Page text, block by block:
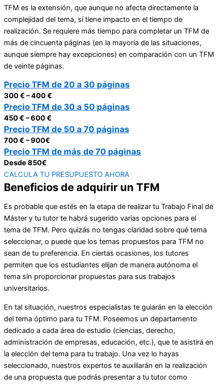
TFM es la extensión, que aunque no afecta directamente la
complejidad del tema, sí tiene impacto en el tiempo de
realización. Se requiere más tiempo para completar un TFM de
más de cincuenta páginas (en la mayoría de las situaciones,
aunque siempre hay excepciones) en comparación con un TFM
de veinte páginas.
Precio TFM de 20 a 30 páginas
300 € – 400 €
Precio TFM de 30 a 50 páginas
450 € – 600 €
Precio TFM de 50 a 70 páginas
700 € – 900€
Precio TFM de más de 70 páginas
Desde 850€
CALCULA TU PRESUPUESTO AHORA
Beneficios de adquirir un TFM
Es probable que estés en la etapa de realizar tu Trabajo Final de
Máster y tu tutor te habrá sugerido varias opciones para el
tema de TFM. Pero quizás no tengas claridad sobre qué tema
seleccionar, o puede que los temas propuestos para TFM no
sean de tu preferencia. En ciertas ocasiones, los tutores
permiten que los estudiantes elijan de manera autónoma el
tema sin proporcionar propuestas para sus trabajos
universitarios.
En tal situación, nuestros especialistas te guiarán en la elección
del tema óptimo para tu TFM. Poseemos un departamento
dedicado a cada área de estudio (ciencias, derecho,
administración de empresas, educación, etc.), que te asistirá en
la elección del tema para tu trabajo. Una vez lo hayas
seleccionado, nuestros expertos te auxiliarán en la realización
de una propuesta que podrás presentar a tu tutor como